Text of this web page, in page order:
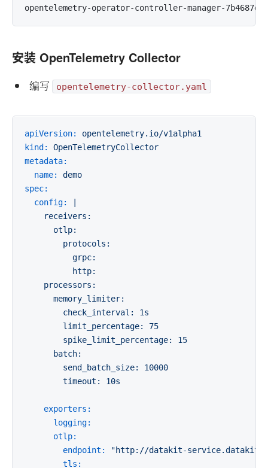
安装 OpenTelemetry Collector
编写 opentelemetry-collector.yaml
apiVersion:
opentelemetry.io/v1alpha1
kind:
OpenTelemetryCollector
metadata:
name:
demo
spec:
config:
    receivers:
      otlp:
        protocols:
          grpc:
          http:
    processors:
      memory_limiter:
        check_interval: 1s
        limit_percentage: 75
        spike_limit_percentage: 15
      batch:
        send_batch_size: 10000
exporters:
logging:
otlp:
endpoint:
"http://datakit-
tls: